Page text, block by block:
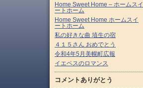
Home Sweet Home – ホームスイ
ートホーム
Home Sweet Home ホームスイ
ートホーム
私の好きな曲 埴生の宿
４１５さん おめでとう
令和4年5月美幌町広報
イエペスのロマンス
コメントありがとう